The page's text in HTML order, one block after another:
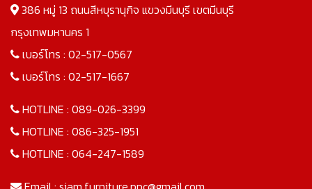
386 หมู่ 13 ถนนสีหบุรานุกิจ แขวงมีนบุรี เขตมีนบุรี
กรุงเทพมหานคร 1
เบอร์โทร : 02-517-0567
เบอร์โทร : 02-517-1667
HOTLINE : 089-026-3399
HOTLINE : 086-325-1951
HOTLINE : 064-247-1589